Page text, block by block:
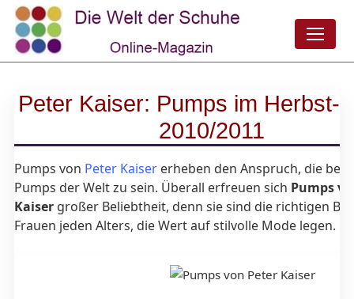
Peter Kaiser: Pumps im Herbst-
2010/2011
Pumps von Peter Kaiser erheben den Anspruch, die
Pumps der Welt zu sein. Überall erfreuen sich Pumps
Kaiser großer Beliebtheit, denn sie sind die richtigen
Frauen jeden Alters, die Wert auf stilvolle Mode legen.